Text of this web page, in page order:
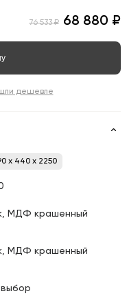
76 533 ₽ 68 880 ₽
дешевле
x 440 x 2250
МДФ крашенный
МДФ крашенный